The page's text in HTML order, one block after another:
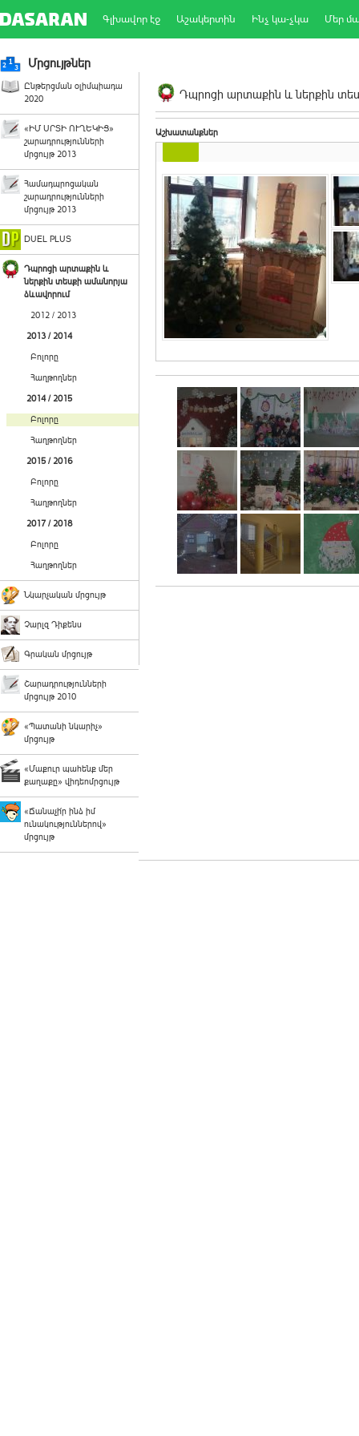
Գլխավոր էջ Աշակերտին Ինչ կա-չկա Մեր
Մրցույթներ
Ընթերցման օլիմպիադա
2020
«ԻՄ ՍՐՏԻ ՈՒՂԵԿԻՑ»
շարադրությունների
մրցույթ 2013
Համադպրոցական
շարադրությունների
մրցույթ 2013
DUEL PLUS
Դպրոցի արտաքին և
ներքին տեսքի ամանորյա
ձևավորում
2012 / 2013
2013 / 2014
Բոլորը
Հաղթողներ
2014 / 2015
Բոլորը
Հաղթողներ
2015 / 2016
Բոլորը
Հաղթողներ
2017 / 2018
Բոլորը
Հաղթողներ
Նկարչական մրցույթ
Չարլզ Դիքենս
Գրական մրցույթ
Շարադրությունների
մրցույթ 2010
«Պատանի նկարիչ»
մրցույթ
«Մաքուր պահենք մեր
քաղաքը» վիդեոմրցույթ
«Ճանաչի՛ր ինձ իմ
ունակություններով»
մրցույթ
Դպրոցի արտաքին և ներքին
Աշխատանքներ